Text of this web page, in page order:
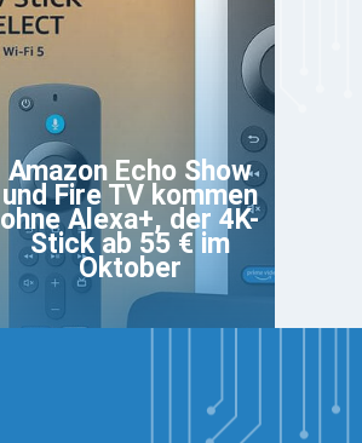
Amazon Echo Show
und Fire TV kommen
ohne Alexa+, der 4K-
Stick ab 55 € im
Oktober